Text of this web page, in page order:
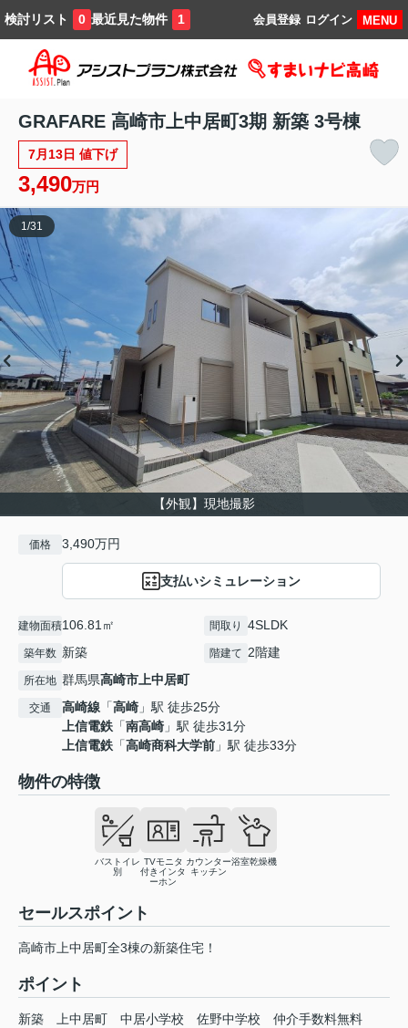
検討リスト 0 最近見た物件 1 MENU
ログイン
会員登録
GRAFARE 高崎市上中居町3期 新築 3号棟
7月13日 値下げ
3,490万円
【外観】現地撮影
1 /31
価格 3,490万円
支払いシミュレーション
建物面積106.81㎡ 間取り 4SLDK
築年数 新築 階建て 2階建
所在地 群馬県高崎市 上中居町
交通 高崎線 「高崎 」駅 徒歩25分
上信電鉄 「南高崎 」駅 徒歩31分
上信電鉄 「高崎商科大学前 」駅 徒歩33分
物件の特徴
バストイレ
別
TVモニタ
付きインタ
ーホン
カウンター
キッチン
浴室乾燥機
セールスポイント
高崎市上中居町全3棟の新築住宅！
ポイント
新築 上中居町 中居小学校 佐野中学校 仲介手数料無料